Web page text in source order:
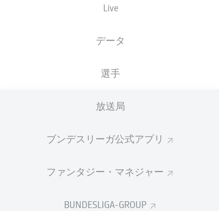
Live
データ
選手
放送局
ブンデスリーガ公式アプリ
ファンタジー・マネジャー
BUNDESLIGA-GROUP
スターティングメンバー
Leandro Barreiro
Tom Krauß
Nadiem Amiri